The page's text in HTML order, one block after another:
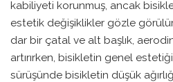
kabiliyeti korunmuş, ancak
estetik değişiklikler gözle
dar bir çatal ve alt başlık,
artırırken, bisikletin genel
sürüşünde bisikletin düşük